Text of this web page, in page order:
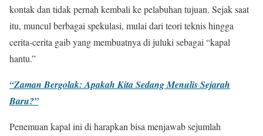
kontak dan tidak pernah kembali ke pelabuhan tujuan. Sejak saat
itu, muncul berbagai spekulasi, mulai dari teori teknis hingga
cerita-cerita gaib yang membuatnya di juluki sebagai “kapal
hantu.”
“Zaman Bergolak: Apakah Kita Sedang Menulis Sejarah
Baru?”
Penemuan kapal ini di harapkan bisa menjawab sejumlah